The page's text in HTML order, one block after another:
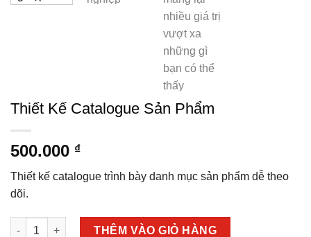
Thiết Kế Catalogue Sản Phẩm
500.000 ₫
Thiết kế catalogue trình bày danh mục sản phẩm dễ theo
dõi.
Thiết Kế Catalogue Sản Phẩm số lượng
THÊM VÀO GIỎ HÀNG